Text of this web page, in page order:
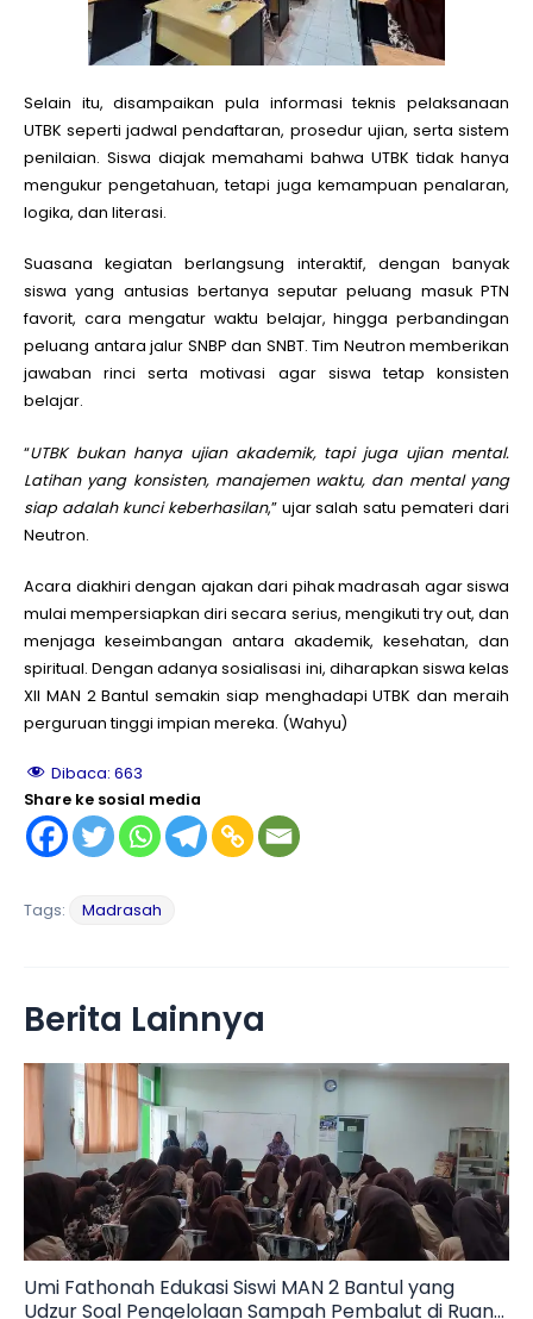
Selain itu, disampaikan pula informasi teknis pelaksanaan
UTBK seperti jadwal pendaftaran, prosedur ujian, serta sistem
penilaian. Siswa diajak memahami bahwa UTBK tidak hanya
mengukur pengetahuan, tetapi juga kemampuan penalaran,
logika, dan literasi.
Suasana kegiatan berlangsung interaktif, dengan banyak
siswa yang antusias bertanya seputar peluang masuk PTN
favorit, cara mengatur waktu belajar, hingga perbandingan
peluang antara jalur SNBP dan SNBT. Tim Neutron memberikan
jawaban rinci serta motivasi agar siswa tetap konsisten
belajar.
“UTBK bukan hanya ujian akademik, tapi juga ujian mental.
Latihan yang konsisten, manajemen waktu, dan mental yang
siap adalah kunci keberhasilan,” ujar salah satu pemateri dari
Neutron.
Acara diakhiri dengan ajakan dari pihak madrasah agar siswa
mulai mempersiapkan diri secara serius, mengikuti try out, dan
menjaga keseimbangan antara akademik, kesehatan, dan
spiritual. Dengan adanya sosialisasi ini, diharapkan siswa kelas
XII MAN 2 Bantul semakin siap menghadapi UTBK dan meraih
perguruan tinggi impian mereka. (Wahyu)
Dibaca: 663
Share ke sosial media
Tags: Madrasah
Berita Lainnya
Umi Fathonah Edukasi Siswi MAN 2 Bantul yang
Udzur Soal Pengelolaan Sampah Pembalut di Ruang